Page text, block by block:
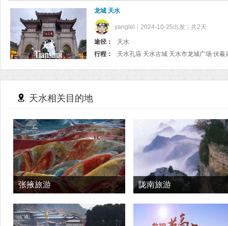
龙城 天水
yanglel 2024-10-25出发 共2天
途径：
天水
行程：
天水孔庙 天水古城 天水市龙城广场 伏
天水相关目的地
张掖旅游 陇南旅游